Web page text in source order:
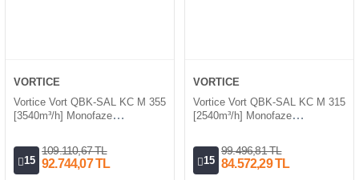
VORTICE
Vortice Vort QBK-SAL KC M 355
[3540m³/h] Monofaze
15
109.110,67 TL
92.744,07 TL
VORTICE
Vortice Vort QBK-SAL KC M 315
[2540m³/h] Monofaze
15
99.496,81 TL
84.572,29 TL